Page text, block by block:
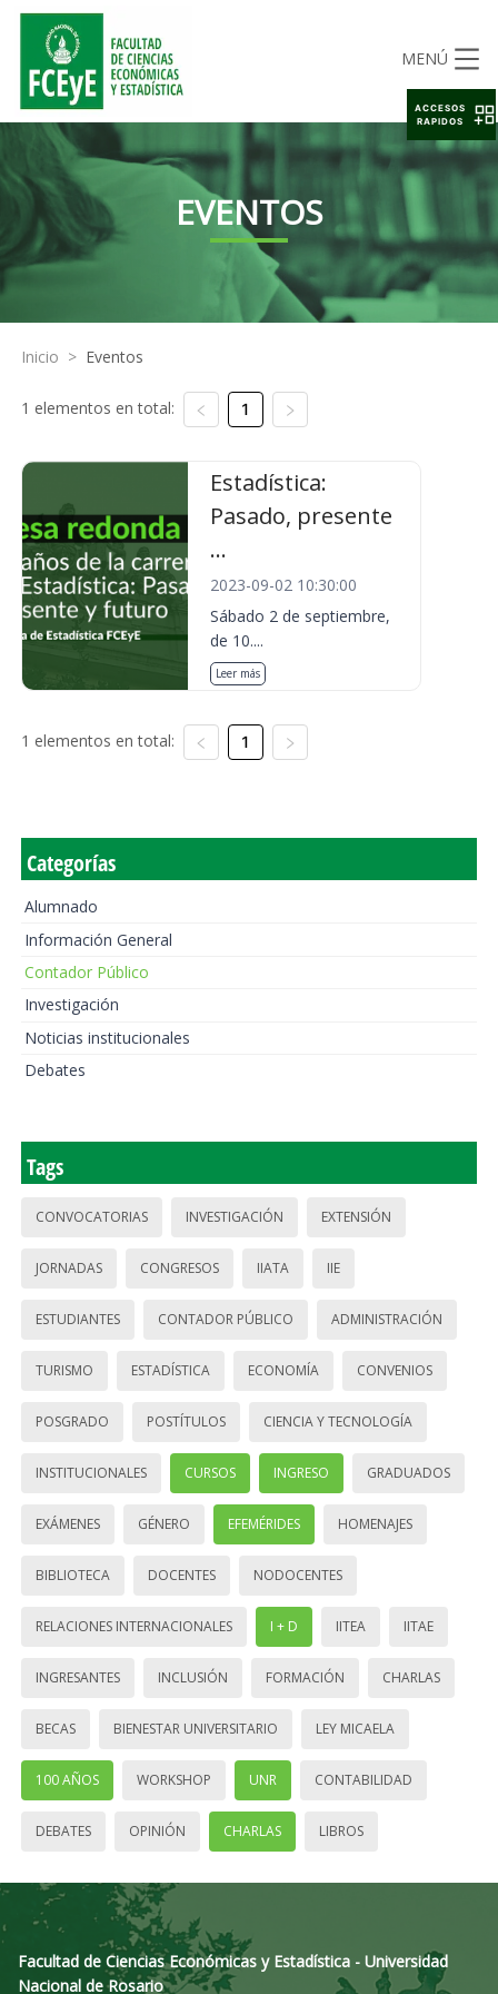
MENÚ
EVENTOS
Inicio > Eventos
1 elementos en total: 1
Estadística:
Pasado, presente
...
2023-09-02 10:30:00
Sábado 2 de septiembre,
de 10....
Leer más
1 elementos en total: 1
Categorías
Alumnado
Información General
Contador Público
Investigación
Noticias institucionales
Debates
Tags
CONVOCATORIAS INVESTIGACIÓN EXTENSIÓN
JORNADAS CONGRESOS IIATA IIE
ESTUDIANTES CONTADOR PÚBLICO ADMINISTRACIÓN
TURISMO ESTADÍSTICA ECONOMÍA CONVENIOS
POSGRADO POSTÍTULOS CIENCIA Y TECNOLOGÍA
INSTITUCIONALES CURSOS INGRESO GRADUADOS
EXÁMENES GÉNERO EFEMÉRIDES HOMENAJES
BIBLIOTECA DOCENTES NODOCENTES
RELACIONES INTERNACIONALES I + D IITEA IITAE
INGRESANTES INCLUSIÓN FORMACIÓN CHARLAS
BECAS BIENESTAR UNIVERSITARIO LEY MICAELA
100 AÑOS WORKSHOP UNR CONTABILIDAD
DEBATES OPINIÓN CHARLAS LIBROS
Facultad de Ciencias Económicas y Estadística - Universidad
Nacional de Rosario
ACCESOS
RAPIDOS